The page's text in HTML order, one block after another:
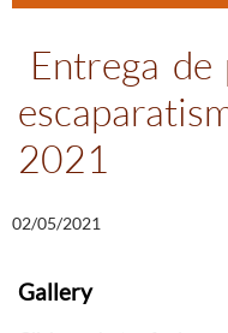
Entrega de
2021
02/05/2021
Gallery